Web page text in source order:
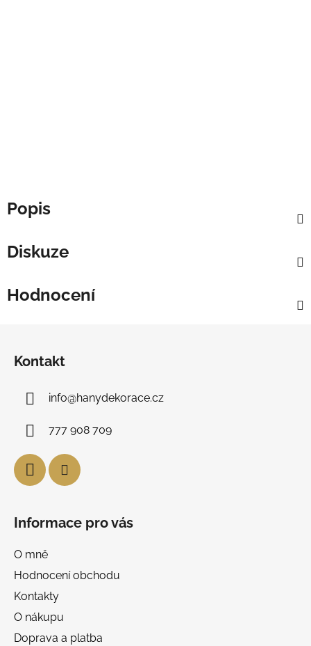
Popis
Diskuze
Hodnocení
Kontakt
info@hanydekorace.cz
777 908 709
Informace pro vás
O mně
Hodnocení obchodu
Kontakty
O nákupu
Doprava a platba